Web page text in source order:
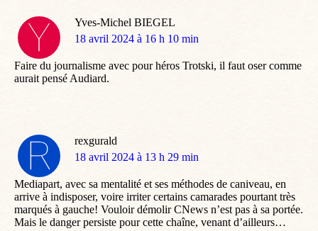
Yves-Michel BIEGEL
dit
18 avril 2024 à 16 h 10 min
Faire du journalisme avec pour héros Trotski, il faut oser comme
aurait pensé Audiard.
rexgurald
dit
18 avril 2024 à 13 h 29 min
Mediapart, avec sa mentalité et ses méthodes de caniveau, en
arrive à indisposer, voire irriter certains camarades pourtant très
marqués à gauche! Vouloir démolir CNews n’est pas à sa portée.
Mais le danger persiste pour cette chaîne, venant d’ailleurs…